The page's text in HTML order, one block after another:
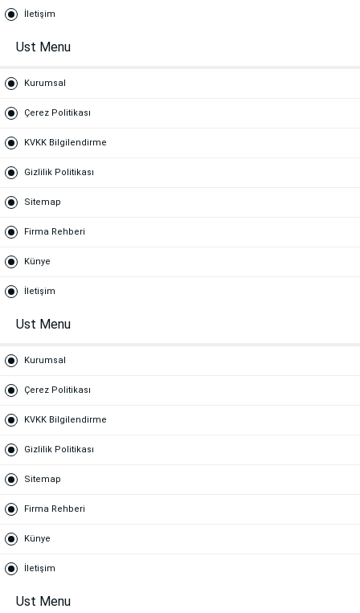
İletişim
Ust Menu
Kurumsal
Çerez Politikası
KVKK Bilgilendirme
Gizlilik Politikası
Sitemap
Firma Rehberi
Künye
İletişim
Ust Menu
Kurumsal
Çerez Politikası
KVKK Bilgilendirme
Gizlilik Politikası
Sitemap
Firma Rehberi
Künye
İletişim
Ust Menu